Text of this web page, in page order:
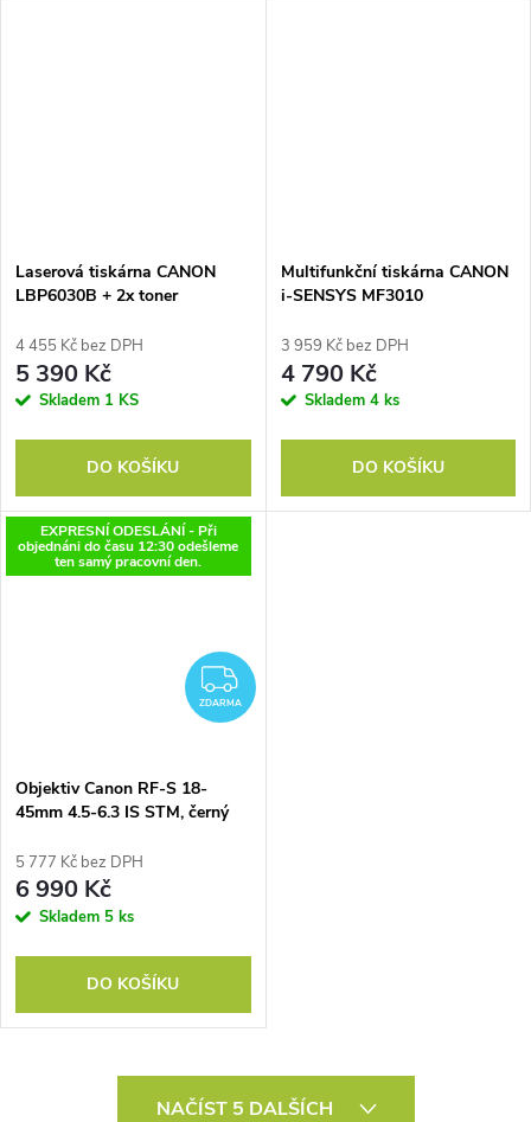
Laserová tiskárna CANON
LBP6030B + 2x toner
4 455 Kč bez DPH
5 390 Kč
Skladem 1 KS
DO KOŠÍKU
Multifunkční tiskárna CANON
i-SENSYS MF3010
3 959 Kč bez DPH
4 790 Kč
Skladem 4 ks
DO KOŠÍKU
EXPRESNÍ ODESLÁNÍ - Při
objednáni do času 12:30 odešleme
ten samý pracovní den.
ZDARMA
ZDARMA
Objektiv Canon RF-S 18-
45mm 4.5-6.3 IS STM, černý
5 777 Kč bez DPH
6 990 Kč
Skladem 5 ks
DO KOŠÍKU
NAČÍST 5 DALŠÍCH